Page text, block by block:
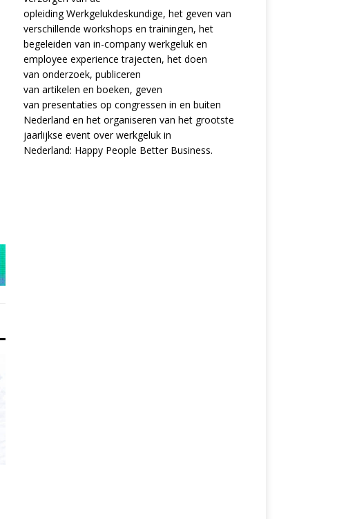
opleidingWerkgelukdeskundige, het geven van
verschillende workshops en trainingen, het
begeleiden van in-company werkgeluk en
employee experiencetrajecten, het doen
van onderzoek, publiceren
van artikelen en boeken, geven
van presentaties op congressen in en buiten
Nederland en het organiseren van het grootste
jaarlijkse event over werkgeluk in
Nederland: Happy People Better Business.